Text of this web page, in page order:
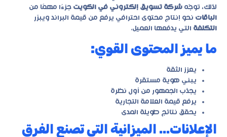
لذلك، توجّه شركة تسويق إلكتروني في الكويت جزءًا مهمًا من
الباقات نحو إنتاج محتوى احترافي يرفع من قيمة البراند ويبرّر
التكلفة التي يدفعها العميل.
ما يميز المحتوى القوي:
يعزز الثقة
يبني هوية مستقرة
يجذب الجمهور من أول نظرة
يرفع قيمة العلامة التجارية
يحقق نتائج طويلة المدى
الإعلانات… الميزانية التي تصنع الفرق